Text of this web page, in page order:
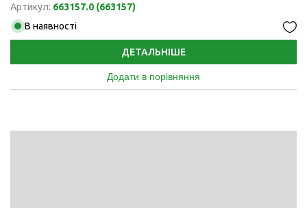
Артикул: 663157.0 (663157)
В наявності
ДЕТАЛЬНІШЕ
Додати в порівняння